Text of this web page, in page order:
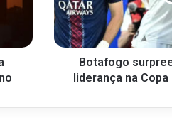
Botafogo
liderança na